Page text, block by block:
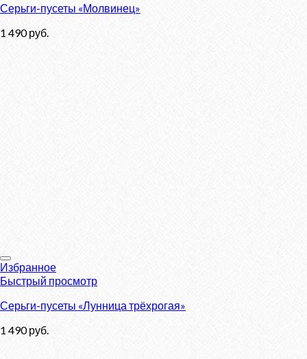
Серьги-пусеты «Молвинец»
1 490руб.
Избранное
Быстрый просмотр
Серьги-пусеты «Лунница трёхрогая»
1 490руб.